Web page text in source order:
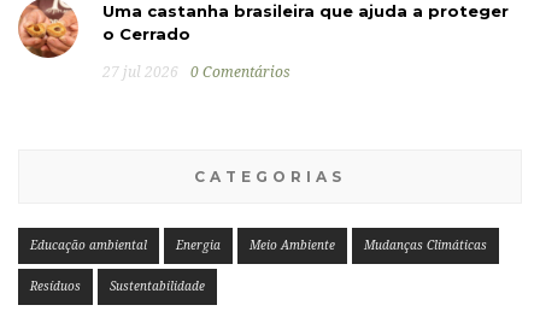
Uma castanha brasileira que ajuda a proteger
o Cerrado
27 jul 2026 0 Comentários
CATEGORIAS
Educação ambiental Energia Meio Ambiente Mudanças Climáticas
Resíduos Sustentabilidade